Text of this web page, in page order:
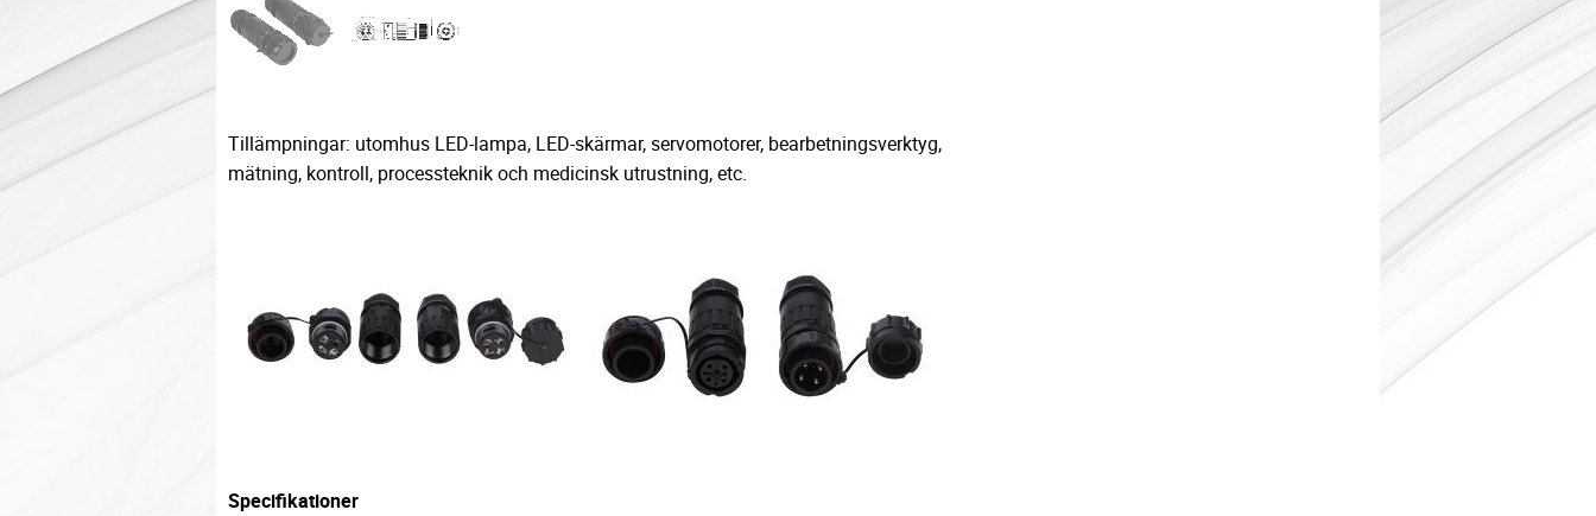
Tillämpningar: utomhus LED-lampa, LED-skärmar, servomotorer, bearbetningsverktyg,
mätning, kontroll, processteknik och medicinsk utrustning, etc.
Specifikationer